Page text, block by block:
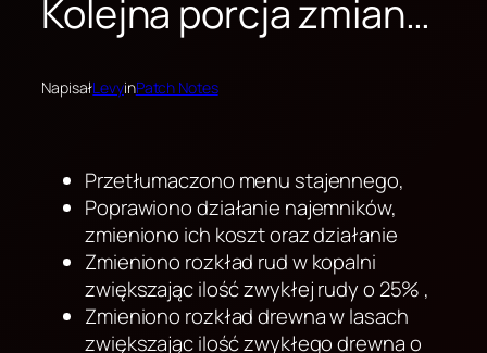
Kolejna porcja zmian…
NapisałLevyinPatch Notes
Przetłumaczono menu stajennego,
Poprawiono działanie najemników,
zmieniono ich koszt oraz działanie
Zmieniono rozkład rud w kopalni
zwiększając ilość zwykłej rudy o 25% ,
Zmieniono rozkład drewna w lasach
zwiększając ilość zwykłego drewna o